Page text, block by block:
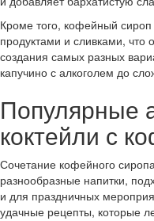
Кроме того, кофейный
продуктами и сливками, что
создания самых разных
капучино с алкоголем до
Популярные
коктейли с
Сочетание кофейного
разнообразные напитки,
и для праздничных
удачные рецепты, которые